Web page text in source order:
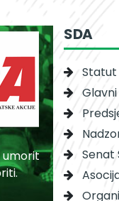
umorit
SDA
Statut
Senat